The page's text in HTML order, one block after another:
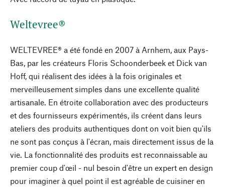
Weltevree®
WELTEVREE® a été fondé en 2007 à Arnhem, aux Pays-
Bas, par les créateurs Floris Schoonderbeek et Dick van
Hoff, qui réalisent des idées à la fois originales et
merveilleusement simples dans une excellente qualité
artisanale. En étroite collaboration avec des producteurs
et des fournisseurs expérimentés, ils créent dans leurs
ateliers des produits authentiques dont on voit bien qu'ils
ne sont pas conçus à l'écran, mais directement issus de la
vie. La fonctionnalité des produits est reconnaissable au
premier coup d'œil - nul besoin d'être un expert en design
pour imaginer à quel point il est agréable de cuisiner en